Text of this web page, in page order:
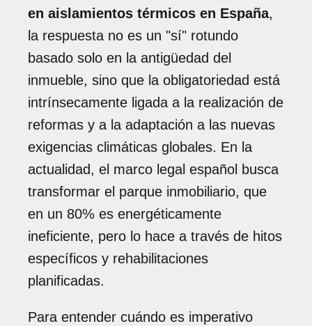
en aislamientos térmicos en España,
la respuesta no es un "sí" rotundo
basado solo en la antigüedad del
inmueble, sino que la obligatoriedad está
intrínsecamente ligada a la realización de
reformas y a la adaptación a las nuevas
exigencias climáticas globales. En la
actualidad, el marco legal español busca
transformar el parque inmobiliario, que
en un 80% es energéticamente
ineficiente, pero lo hace a través de hitos
específicos y rehabilitaciones
planificadas.
Para entender cuándo es imperativo